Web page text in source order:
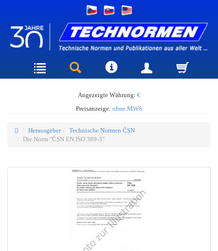
Angezeigte Währung: €
Preisanzeige: ohne MWS
Herausgeber
Technische Normen ČSN
Die Norm "ČSN EN ISO 389-3"